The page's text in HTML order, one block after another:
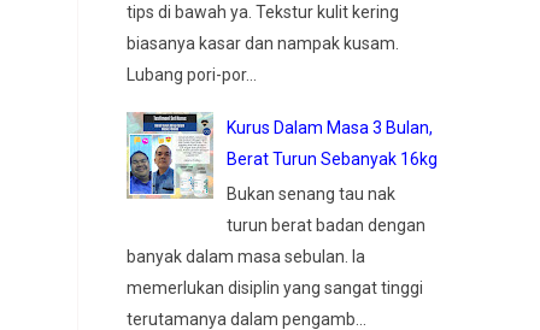
tips di bawah ya. Tekstur kulit kering
biasanya kasar dan nampak kusam.
Lubang pori-por...
Kurus Dalam Masa 3 Bulan,
Berat Turun Sebanyak 16kg
Bukan senang tau nak
turun berat badan dengan
banyak dalam masa sebulan. Ia
memerlukan disiplin yang sangat tinggi
terutamanya dalam pengamb...